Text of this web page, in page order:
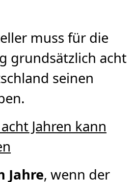
muss für die
grundsätzlich acht
seinen
Jahren kann
Jahre, wenn der